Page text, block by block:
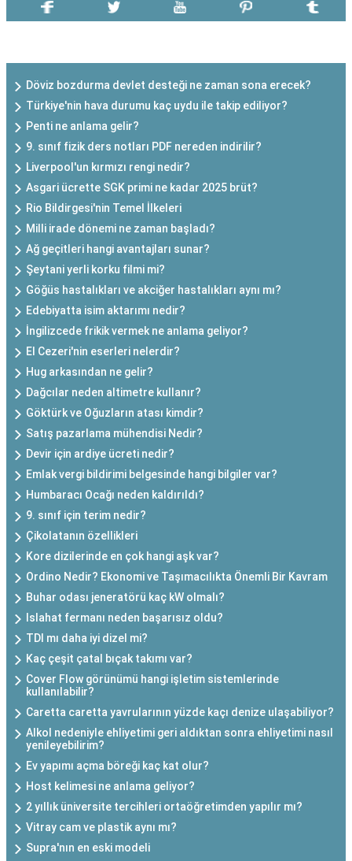
Döviz bozdurma devlet desteği ne zaman sona erecek?
Türkiye'nin hava durumu kaç uydu ile takip ediliyor?
Penti ne anlama gelir?
9. sınıf fizik ders notları PDF nereden indirilir?
Liverpool'un kırmızı rengi nedir?
Asgari ücrette SGK primi ne kadar 2025 brüt?
Rio Bildirgesi'nin Temel İlkeleri
Milli irade dönemi ne zaman başladı?
Ağ geçitleri hangi avantajları sunar?
Şeytani yerli korku filmi mi?
Göğüs hastalıkları ve akciğer hastalıkları aynı mı?
Edebiyatta isim aktarımı nedir?
İngilizcede frikik vermek ne anlama geliyor?
El Cezeri'nin eserleri nelerdir?
Hug arkasından ne gelir?
Dağcılar neden altimetre kullanır?
Göktürk ve Oğuzların atası kimdir?
Satış pazarlama mühendisi Nedir?
Devir için ardiye ücreti nedir?
Emlak vergi bildirimi belgesinde hangi bilgiler var?
Humbaracı Ocağı neden kaldırıldı?
9. sınıf için terim nedir?
Çikolatanın özellikleri
Kore dizilerinde en çok hangi aşk var?
Ordino Nedir? Ekonomi ve Taşımacılıkta Önemli Bir Kavram
Buhar odası jeneratörü kaç kW olmalı?
Islahat fermanı neden başarısız oldu?
TDI mı daha iyi dizel mi?
Kaç çeşit çatal bıçak takımı var?
Cover Flow görünümü hangi işletim sistemlerinde
kullanılabilir?
Caretta caretta yavrularının yüzde kaçı denize ulaşabiliyor?
Alkol nedeniyle ehliyetimi geri aldıktan sonra ehliyetimi nasıl
yenileyebilirim?
Ev yapımı açma böreği kaç kat olur?
Host kelimesi ne anlama geliyor?
2 yıllık üniversite tercihleri ortaöğretimden yapılır mı?
Vitray cam ve plastik aynı mı?
Supra'nın en eski modeli